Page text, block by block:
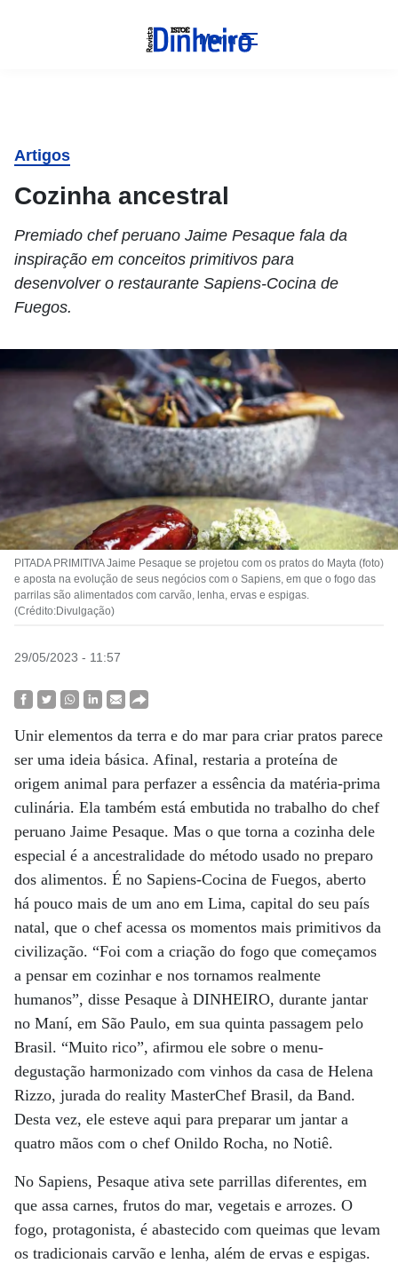
Menu
Artigos
Cozinha ancestral
Premiado chef peruano Jaime Pesaque fala da
inspiração em conceitos primitivos para
desenvolver o restaurante Sapiens-Cocina de
Fuegos.
PITADA PRIMITIVA Jaime Pesaque se projetou com os pratos do Mayta (foto)
e aposta na evolução de seus negócios com o Sapiens, em que o fogo das
parrilas são alimentados com carvão, lenha, ervas e espigas.
(Crédito:Divulgação)
29/05/2023 - 11:57
Unir elementos da terra e do mar para criar pratos parece
ser uma ideia básica. Afinal, restaria a proteína de
origem animal para perfazer a essência da matéria-prima
culinária. Ela também está embutida no trabalho do chef
peruano Jaime Pesaque. Mas o que torna a cozinha dele
especial é a ancestralidade do método usado no preparo
dos alimentos. É no Sapiens-Cocina de Fuegos, aberto
há pouco mais de um ano em Lima, capital do seu país
natal, que o chef acessa os momentos mais primitivos da
civilização. “Foi com a criação do fogo que começamos
a pensar em cozinhar e nos tornamos realmente
humanos”, disse Pesaque à DINHEIRO, durante jantar
no Maní, em São Paulo, em sua quinta passagem pelo
Brasil. “Muito rico”, afirmou ele sobre o menu-
degustação harmonizado com vinhos da casa de Helena
Rizzo, jurada do reality MasterChef Brasil, da Band.
Desta vez, ele esteve aqui para preparar um jantar a
quatro mãos com o chef Onildo Rocha, no Notiê.
No Sapiens, Pesaque ativa sete parrillas diferentes, em
que assa carnes, frutos do mar, vegetais e arrozes. O
fogo, protagonista, é abastecido com queimas que levam
os tradicionais carvão e lenha, além de ervas e espigas.